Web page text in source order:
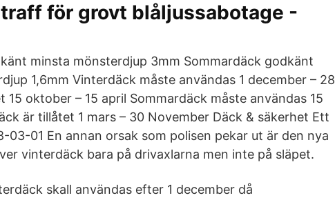
för grovt blåljussabotage -
minsta mönsterdjup 3mm Sommardäck godkänt
1,6mm Vinterdäck måste användas 1 december – 28
oktober – 15 april Sommardäck måste användas 15
är tillåtet 1 mars – 30 November Däck & säkerhet Ett
03-01 En annan orsak som polisen pekar ut är den nya
vinterdäck bara på drivaxlarna men inte på släpet.
skall användas efter 1 december då